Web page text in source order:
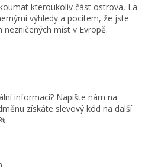
kteroukoliv část ostrova, La
výhledy a pocitem, že jste
míst v Evropě.
informaci? Napište nám na
získáte slevový kód na další